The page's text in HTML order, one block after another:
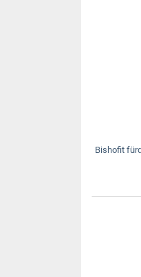
Bishofit